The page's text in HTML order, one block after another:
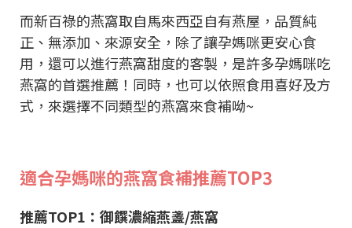
而新百祿的燕窩取自馬來西亞自有燕屋，品質純
正、無添加、來源安全，除了讓孕媽咪更安心食
用，還可以進行燕窩甜度的客製，是許多孕媽咪吃
燕窩的首選推薦！同時，也可以依照食用喜好及方
式，來選擇不同類型的燕窩來食補呦~
適合孕媽咪的燕窩食補推薦TOP3
推薦TOP1：御饌濃縮燕盞/燕窩